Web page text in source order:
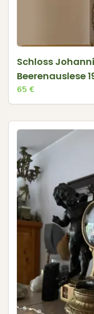
Schloss
Beerenauslese
65 €